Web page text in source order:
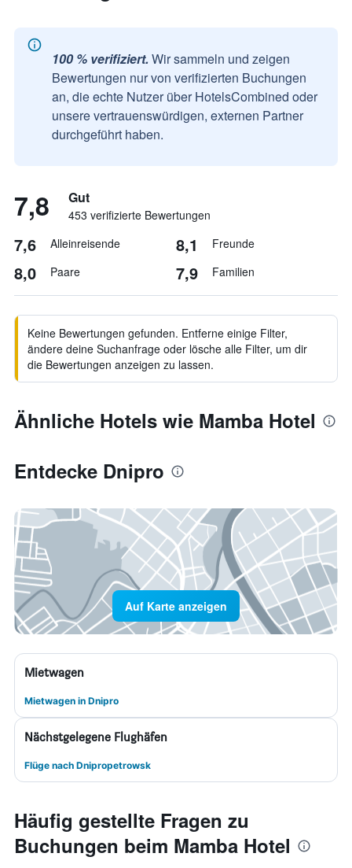
100 % verifiziert. Wir sammeln und zeigen
Bewertungen nur von verifizierten Buchungen
an, die echte Nutzer über HotelsCombined oder
unsere vertrauenswürdigen, externen Partner
durchgeführt haben.
7,8 Gut
453 verifizierte Bewertungen
7,6 Alleinreisende 8,1 Freunde
8,0 Paare 7,9 Familien
Keine Bewertungen gefunden. Entferne einige Filter,
ändere deine Suchanfrage oder lösche alle Filter, um dir
die Bewertungen anzeigen zu lassen.
Ähnliche Hotels wie Mamba Hotel
Entdecke Dnipro
Auf Karte anzeigen
Mietwagen
Mietwagen in Dnipro
Nächstgelegene Flughäfen
Flüge nach Dnipropetrowsk
Häufig gestellte Fragen zu
Buchungen beim Mamba Hotel